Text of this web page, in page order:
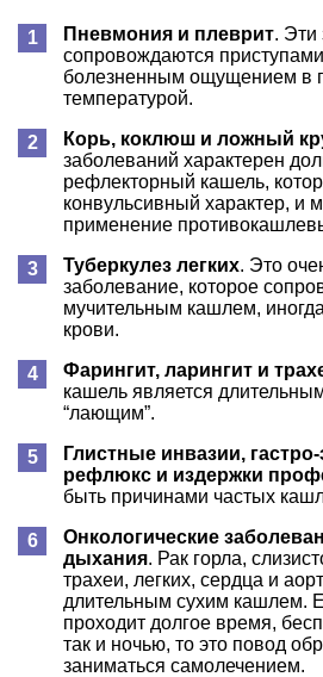
Пневмония и плеврит. Эти
сопровождаются
болезненным ощущением в
температурой.
Корь, коклюш и ложный
заболеваний характерен
рефлекторный кашель,
конвульсивный характер, и
применение
Туберкулез легких. Это
заболевание, которое
мучительным кашлем,
крови.
Фарингит, ларингит и
кашель является
“лающим”.
Глистные инвазии,
рефлюкс и издержки
быть причинами частых
Онкологические
дыхания. Рак горла,
трахеи, легких, сердца и
длительным сухим кашлем.
проходит долгое время,
так и ночью, то это повод
заниматься самолечением.